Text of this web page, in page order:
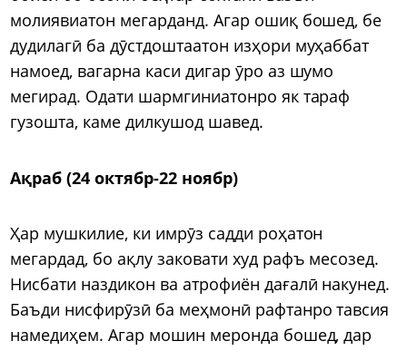
молиявиатон мегарданд. Агар ошиқ бошед, бе
дудилагӣ ба дӯстдоштаатон изҳори муҳаббат
намоед, вагарна каси дигар ӯро аз шумо
мегирад. Одати шармгиниатонро як тараф
гузошта, каме дилкушод шавед.
Ақраб (24 октябр-22 ноябр)
Ҳар мушкилие, ки имрӯз садди роҳатон
мегардад, бо ақлу заковати худ рафъ месозед.
Нисбати наздикон ва атрофиён дағалӣ накунед.
Баъди нисфирӯзӣ ба меҳмонӣ рафтанро тавсия
намедиҳем. Агар мошин меронда бошед, дар